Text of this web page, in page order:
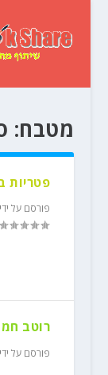
מטבח:
פטריות
פורסם על ידי
רוטב
פורסם על ידי